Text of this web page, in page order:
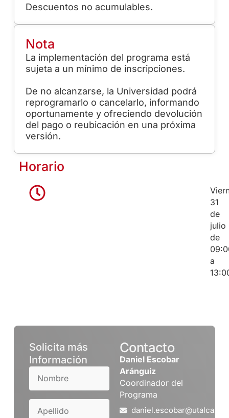
Descuentos no acumulables.
Nota
La implementación del programa está
sujeta a un mínimo de inscripciones.
De no alcanzarse, la Universidad podrá
reprogramarlo o cancelarlo, informando
oportunamente y ofreciendo devolución
del pago o reubicación en una próxima
versión.
Horario
31
de
julio
de
a
Solicita más
Información
Contacto
Daniel Escobar
Aránguiz
Coordinador del
Programa
daniel.escobar@utalca.cl